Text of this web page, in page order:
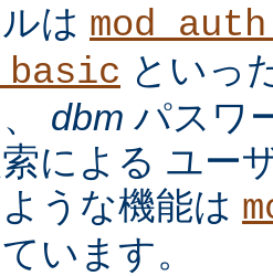
は
といっ
dbm パスワ
による ユー
うな機能は
います。